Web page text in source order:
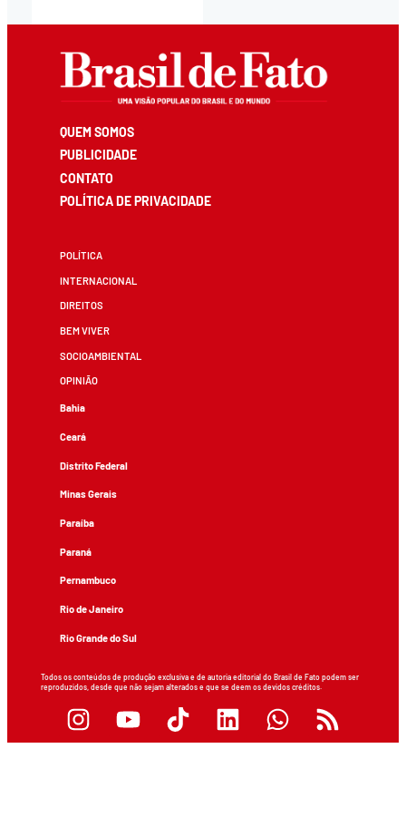
QUEM SOMOS
PUBLICIDADE
CONTATO
POLÍTICA DE PRIVACIDADE
POLÍTICA
INTERNACIONAL
DIREITOS
BEM VIVER
SOCIOAMBIENTAL
OPINIÃO
Bahia
Ceará
Distrito Federal
Minas Gerais
Paraíba
Paraná
Pernambuco
Rio de Janeiro
Rio Grande do Sul
Todos os conteúdos de produção exclusiva e de autoria editorial do Brasil de Fato podem ser
reproduzidos, desde que não sejam alterados e que se deem os devidos créditos.